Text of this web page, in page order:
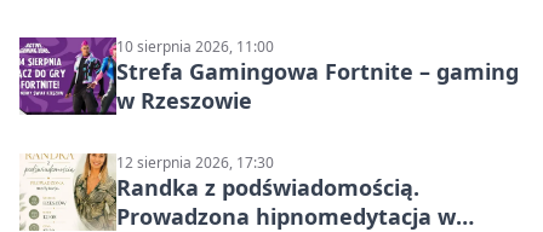
10 sierpnia 2026, 11:00
Strefa Gamingowa Fortnite – gaming
w Rzeszowie
12 sierpnia 2026, 17:30
Randka z podświadomością.
Prowadzona hipnomedytacja w